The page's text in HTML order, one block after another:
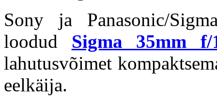
Sony ja Panasonic/
loodud Sigma 35mm
lahutusvõimet
eelkäija.